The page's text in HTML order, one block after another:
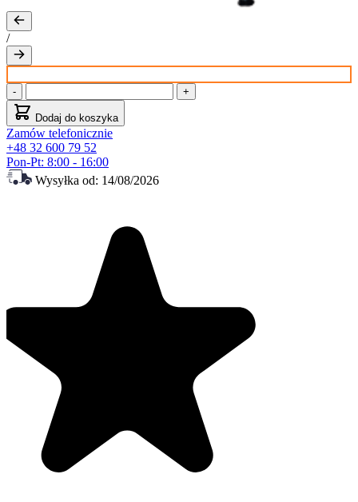
/
- +
Dodaj do koszyka
Zamów telefonicznie
+48 32 600 79 52
Pon-Pt: 8:00 - 16:00
Wysyłka od: 14/08/2026